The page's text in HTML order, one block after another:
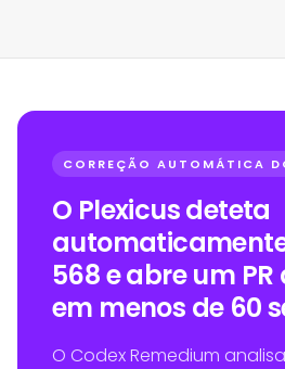
CORREÇÃO AUTOMÁTICA
O Plexicus deteta
568 e abre um
em menos de 60
O Codex Remedium